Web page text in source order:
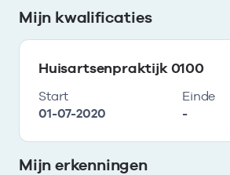
Mijn kwalificaties
Huisartsenpraktijk 0100
Start
01-07-2020
Einde
-
Mijn erkenningen